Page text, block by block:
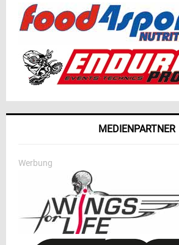
MEDIENPARTNER
Werbung